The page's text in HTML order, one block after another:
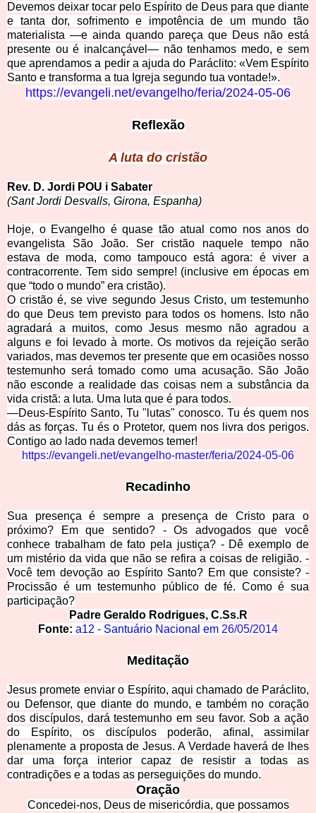
Devemos deixar tocar pelo Espírito de Deus para que diante
e tanta dor, sofrimento e impotência de um mundo tão
materialista —e ainda quando pareça que Deus não está
presente ou é inalcançável— não tenhamos medo, e sem
que aprendamos a pedir a ajuda do Paráclito: «Vem Espírito
Santo e transforma a tua Igreja segundo tua vontade!».
https://evange li.net/evangelho/feria/2024-05-06
Refl exão
A luta do cristão
Rev. D. Jordi POU i Sabater
(Sant Jordi Desvalls, Girona, Espanha)
Hoje, o Evangelho é quase tão atual como nos anos do
evangelista São João. Ser cristão naquele tempo não
estava de moda, como tampouco está agora: é viver a
contracorrente. Tem sido sempre! (inclusive em épocas em
que “todo o mundo” era cristão).
O cristão é, se vive segundo Jesus Cristo, um testemunho
do que Deus tem previsto para todos os homens. Isto não
agradará a muitos, como Jesus mesmo não agradou a
alguns e foi levado à morte. Os motivos da rejeição serão
variados, mas devemos ter presente que em ocasiões nosso
testemunho será tomado como uma acusação. São João
não esconde a realidade das coisas nem a substância da
vida cristã: a luta. Uma luta que é para todos.
—Deus-Espírito Santo, Tu "lutas" conosco. Tu és quem nos
dás as forças. Tu és o Protetor, quem nos livra dos perigos.
Contigo ao lado nada devemos temer!
https://evangeli.net/evangelho-master/feria/2024-05-06
Recadinho
Sua presença é sempre a presença de Cristo para o
próximo? Em que sentido? - Os advogados que você
conhece trabalham de fato pela justiça? - Dê exemplo de
um mistério da vida que não se refira a coisas de religião. -
Você tem devoção ao Espírito Santo? Em que consiste? -
Procissão é um testemunho público de fé. Como é sua
participação?
Padre Geraldo Rodrigues, C.Ss.R
Fonte: a12 - Santuário Nacional em 26/05/2014
Med itação
Jesus promete enviar o Espírito, aqui chamado de Paráclito,
ou Defensor, que diante do mundo, e também no coração
dos discípulos, dará testemunho em seu favor. Sob a ação
do Espírito, os discípulos poderão, afinal, assimilar
plenamente a proposta de Jesus. A Verdade haverá de lhes
dar uma força interior capaz de resistir a todas as
contradições e a todas as perseguições do mundo.
Oração
Concedei-nos, Deus de misericórdia, que possamos